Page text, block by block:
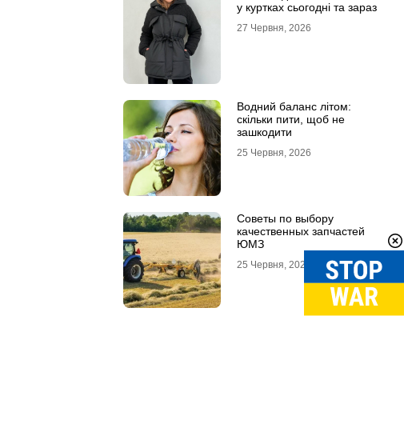
у куртках сьогодні та зараз
27 Червня, 2026
Водний баланс літом:
скільки пити, щоб не
зашкодити
25 Червня, 2026
Советы по выбору
качественных запчастей
ЮМЗ
25 Червня, 2026